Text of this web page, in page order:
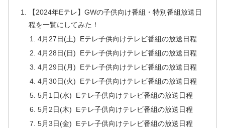
【2024年Eテレ】GWの子供向け番組・特別番組放送日
程を一覧にしてみた！
4月27日(土) Eテレ子供向けテレビ番組の放送日程
4月28日(日) Eテレ子供向けテレビ番組の放送日程
4月29日(月) Eテレ子供向けテレビ番組の放送日程
4月30日(火) Eテレ子供向けテレビ番組の放送日程
5月1日(水) Eテレ子供向けテレビ番組の放送日程
5月2日(木) Eテレ子供向けテレビ番組の放送日程
5月3日(金) Eテレ子供向けテレビ番組の放送日程